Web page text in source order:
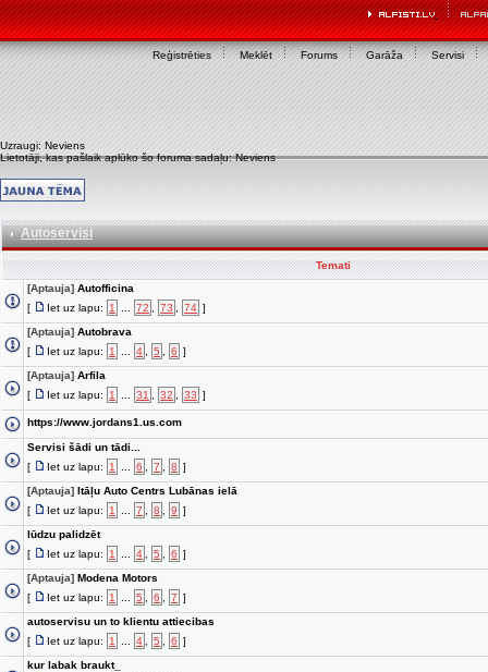
Reģistrēties Meklēt Forums Garāža Servisi
Uzraugi: Neviens
Lietotāji, kas pašlaik aplūko šo foruma sadaļu: Neviens
Autoservisi
Temati
[Aptauja] Autofficina
[
Iet uz lapu: 1 72 73 74 ]
[Aptauja] Autobrava
[
Iet uz lapu: 1 4 5 6 ]
[Aptauja] Arfila
[
Iet uz lapu: 1 31 32 33 ]
https://www.jordans1.us.com
Servisi šādi un tādi...
[
Iet uz lapu: 1 6 7 8 ]
[Aptauja] Itāļu Auto Centrs Lubānas ielā
[
Iet uz lapu: 1 7 8 9 ]
lūdzu palidzēt
[
Iet uz lapu: 1 4 5 6 ]
[Aptauja] Modena Motors
[
Iet uz lapu: 1 5 6 7 ]
autoservisu un to klientu attiecibas
[
Iet uz lapu: 1 4 5 6 ]
kur labak braukt_